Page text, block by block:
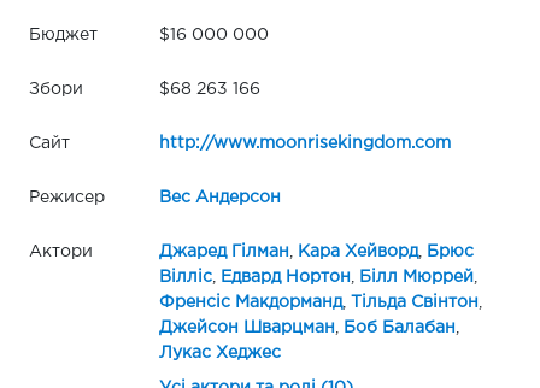
Бюджет $16 000 000
Збори $68 263 166
Сайт http://www.moonrisekingdom.com
Режисер Вес Андерсон
Актори Джаред Гілман Кара Хейворд,
Брюс
Вілліс, Едвард Нортон Білл Мюррей
Френсіс Макдорманд, Тільда Свінтон
Джейсон Шварцман
Боб Балабан
Лукас Хеджес